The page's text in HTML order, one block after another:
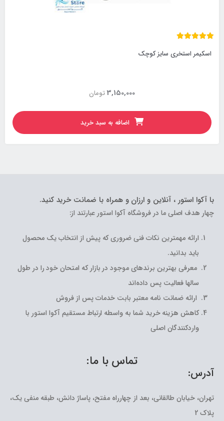
اسکیمر استخری سایز کوچک
تومان3,150,000
اضافه به سبد خرید
با آکوا استور ، آنلاین و ارزان و همراه با ضمانت خرید کنید.
چهار هدف اصلی ما در فروشگاه آکوا استور عبارتند از:
ارائه مهمترین نکات فنی ضروری که پیش از انتخاب یک محصول
باید بدانید.
معرفی بهترین برندهای موجود در بازار که امتحان خود را در طول
سالها فعالیت پس داده‌اند
ارائه ضمانت نامه معتبر بابت خدمات پس از فروش
کاهش هزینه خرید شما به واسطه ارتباط مستقیم آکوا استور با
واردکنندگان اصلی
تماس با ما:
آدرس:
تهران، خیابان طالقانی، بعد از چهارراه مفتح، پاساژ دانش، طبقه منفی یک،
پلاک 2